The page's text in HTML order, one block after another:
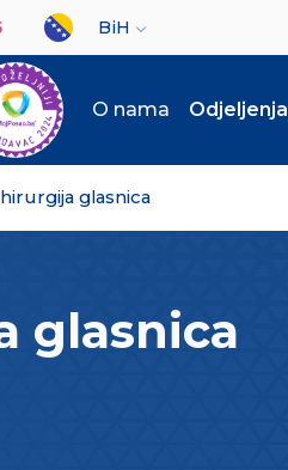
Select your language
BiH
O nama Odjeljenja
glasnica
glasnica